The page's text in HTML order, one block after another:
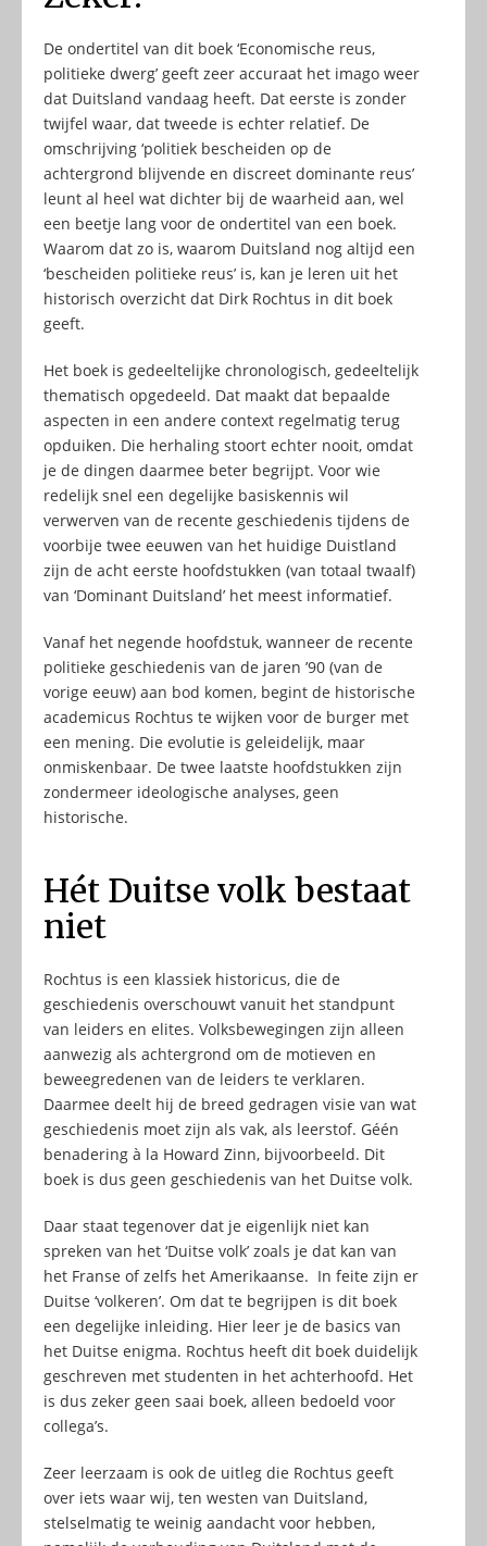
De ondertitel van dit boek ‘Economische reus,
politieke dwerg’ geeft zeer accuraat het imago weer
dat Duitsland vandaag heeft. Dat eerste is zonder
twijfel waar, dat tweede is echter relatief. De
omschrijving ‘politiek bescheiden op de
achtergrond blijvende en discreet dominante reus’
leunt al heel wat dichter bij de waarheid aan, wel
een beetje lang voor de ondertitel van een boek.
Waarom dat zo is, waarom Duitsland nog altijd een
‘bescheiden politieke reus’ is, kan je leren uit het
historisch overzicht dat Dirk Rochtus in dit boek
geeft.
Het boek is gedeeltelijke chronologisch, gedeeltelijk
thematisch opgedeeld. Dat maakt dat bepaalde
aspecten in een andere context regelmatig terug
opduiken. Die herhaling stoort echter nooit, omdat
je de dingen daarmee beter begrijpt. Voor wie
redelijk snel een degelijke basiskennis wil
verwerven van de recente geschiedenis tijdens de
voorbije twee eeuwen van het huidige Duistland
zijn de acht eerste hoofdstukken (van totaal twaalf)
van ‘Dominant Duitsland’ het meest informatief.
Vanaf het negende hoofdstuk, wanneer de recente
politieke geschiedenis van de jaren ’90 (van de
vorige eeuw) aan bod komen, begint de historische
academicus Rochtus te wijken voor de burger met
een mening. Die evolutie is geleidelijk, maar
onmiskenbaar. De twee laatste hoofdstukken zijn
zondermeer ideologische analyses, geen
historische.
Hét Duitse volk bestaat
niet
Rochtus is een klassiek historicus, die de
geschiedenis overschouwt vanuit het standpunt
van leiders en elites. Volksbewegingen zijn alleen
aanwezig als achtergrond om de motieven en
beweegredenen van de leiders te verklaren.
Daarmee deelt hij de breed gedragen visie van wat
geschiedenis moet zijn als vak, als leerstof. Géén
benadering à la Howard Zinn, bijvoorbeeld. Dit
boek is dus geen geschiedenis van het Duitse volk.
Daar staat tegenover dat je eigenlijk niet kan
spreken van het ‘Duitse volk’ zoals je dat kan van
het Franse of zelfs het Amerikaanse. In feite zijn er
Duitse ‘volkeren’. Om dat te begrijpen is dit boek
een degelijke inleiding. Hier leer je de basics van
het Duitse enigma. Rochtus heeft dit boek duidelijk
geschreven met studenten in het achterhoofd. Het
is dus zeker geen saai boek, alleen bedoeld voor
collega’s.
Zeer leerzaam is ook de uitleg die Rochtus geeft
over iets waar wij, ten westen van Duitsland,
stelselmatig te weinig aandacht voor hebben,